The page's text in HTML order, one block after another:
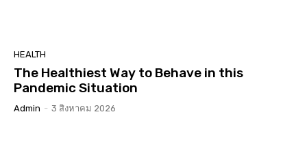
HEALTH
The Healthiest Way to Behave in this
Pandemic Situation
Admin - 3 สิงหาคม 2026